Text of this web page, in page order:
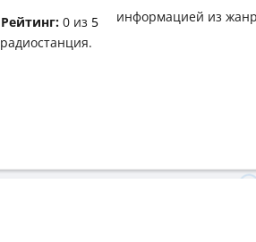
Рейтинг: 0из 5
информацией из
радиостанция.